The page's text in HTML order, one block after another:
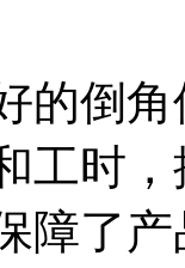
的倒
工时
障了